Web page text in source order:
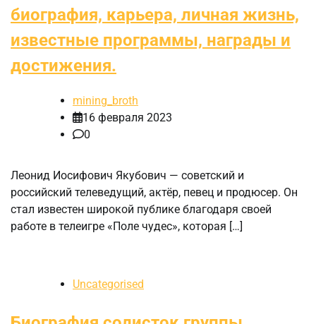
биография, карьера, личная жизнь,
известные программы, награды и
достижения.
mining_broth
16 февраля 2023
0
Леонид Иосифович Якубович — советский и
российский телеведущий, актёр, певец и продюсер. Он
стал известен широкой публике благодаря своей
работе в телеигре «Поле чудес», которая […]
Uncategorised